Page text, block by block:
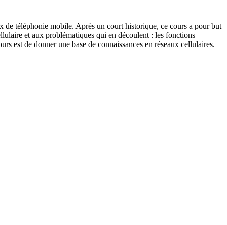
de téléphonie mobile. Après un court historique, ce cours a pour but
et aux problématiques qui en découlent : les fonctions
de donner une base de connaissances en réseaux cellulaires.